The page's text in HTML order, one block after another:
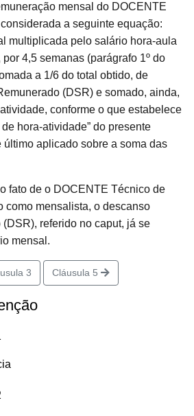
mensal do DOCENTE
a seguinte equação:
multiplicada pelo salário hora-aula
4,5 semanas (parágrafo 1º do
a 1/6 do total obtido, de
(DSR) e somado, ainda,
conforme o que estabelece
hora-atividade” do presente
aplicado sobre a soma das
fato de o DOCENTE Técnico de
como mensalista, o descanso
referido no caput, já se
mensal.
3 Cláusula 5